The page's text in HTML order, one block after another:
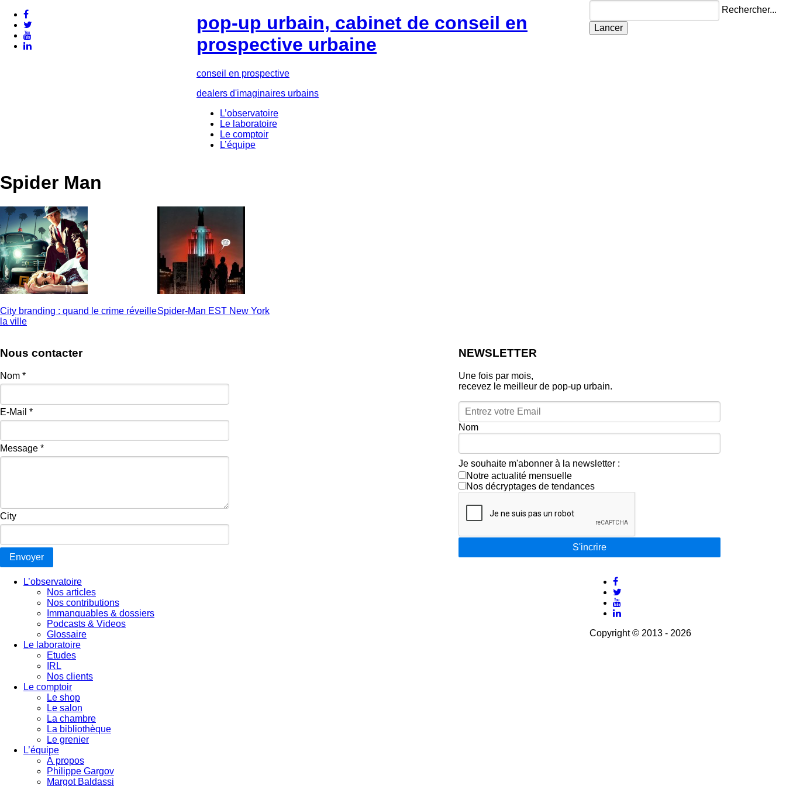
pop-up urbain, cabinet de conseil en
prospective urbaine
conseil en prospective
dealers d'imaginaires urbains
L’observatoire
Le laboratoire
Le comptoir
L’équipe
Rechercher...
Spider Man
City branding : quand le crime réveille
la ville
Spider-Man EST New York
Nous contacter
Nom *
E-Mail *
Message *
City
Envoyer
NEWSLETTER
Une fois par mois,
recevez le meilleur de pop‑up urbain.
Nom
Je souhaite m'abonner à la newsletter :
Notre actualité mensuelle
Nos décryptages de tendances
S'incrire
L’observatoire
Nos articles
Nos contributions
Immanquables & dossiers
Podcasts & Videos
Glossaire
Le laboratoire
Etudes
IRL
Nos clients
Le comptoir
Le shop
Le salon
La chambre
La bibliothèque
Le grenier
L’équipe
À propos
Philippe Gargov
Margot Baldassi
Copyright © 2013 - 2026